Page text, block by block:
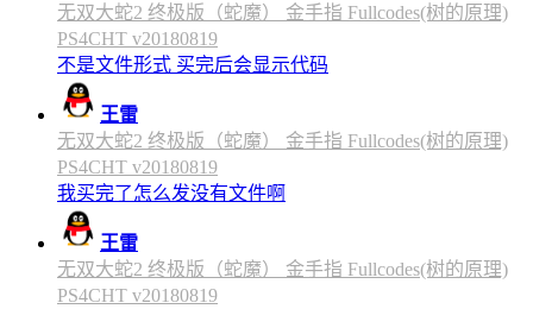
无双大蛇2 终极版（蛇魔） 金手指 Fullcodes(树的原理)
PS4CHT v20180819
不是文件形式 买完后会显示代码
王雷
无双大蛇2 终极版（蛇魔） 金手指 Fullcodes(树的原理)
PS4CHT v20180819
我买完了怎么发没有文件啊
王雷
无双大蛇2 终极版（蛇魔） 金手指 Fullcodes(树的原理)
PS4CHT v20180819